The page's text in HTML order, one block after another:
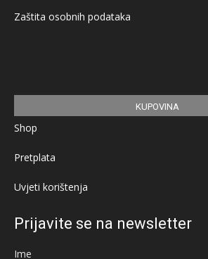
Zaštita osobnih podataka
KUPOVINA
Shop
Pretplata
Uvjeti korištenja
Prijavite se na newsletter
Ime